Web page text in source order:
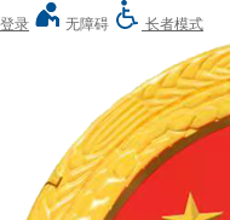
登录 无障碍 长者模式